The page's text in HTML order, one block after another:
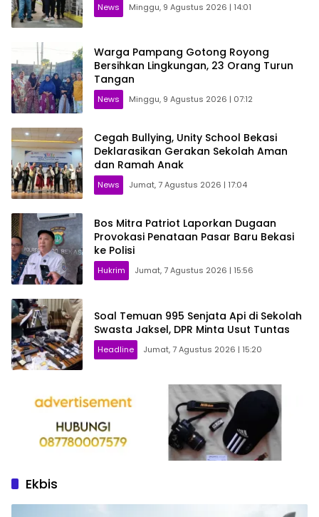
News Minggu, 9 Agustus 2026 | 14:01
Warga Pampang Gotong Royong
Bersihkan Lingkungan, 23 Orang Turun
Tangan
News Minggu, 9 Agustus 2026 | 07:12
Cegah Bullying, Unity School Bekasi
Deklarasikan Gerakan Sekolah Aman
dan Ramah Anak
News Jumat, 7 Agustus 2026 | 17:04
Bos Mitra Patriot Laporkan Dugaan
Provokasi Penataan Pasar Baru Bekasi
ke Polisi
Hukrim Jumat, 7 Agustus 2026 | 15:56
Soal Temuan 995 Senjata Api di Sekolah
Swasta Jaksel, DPR Minta Usut Tuntas
Headline Jumat, 7 Agustus 2026 | 15:20
Ekbis